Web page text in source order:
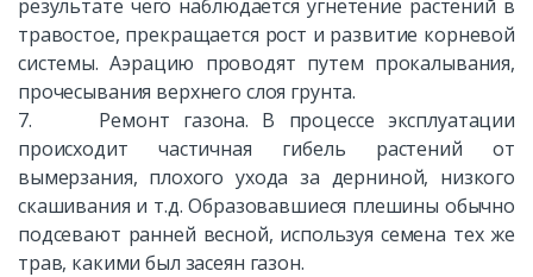
результате чего наблюдается угнетение растений в
травостое, прекращается рост и развитие корневой
системы. Аэрацию проводят путем прокалывания,
прочесывания верхнего слоя грунта.
7. Ремонт газона. В процессе эксплуатации
происходит частичная гибель растений от
вымерзания, плохого ухода за дерниной, низкого
скашивания и т.д. Образовавшиеся плешины обычно
подсевают ранней весной, используя семена тех же
трав, какими был засеян газон.